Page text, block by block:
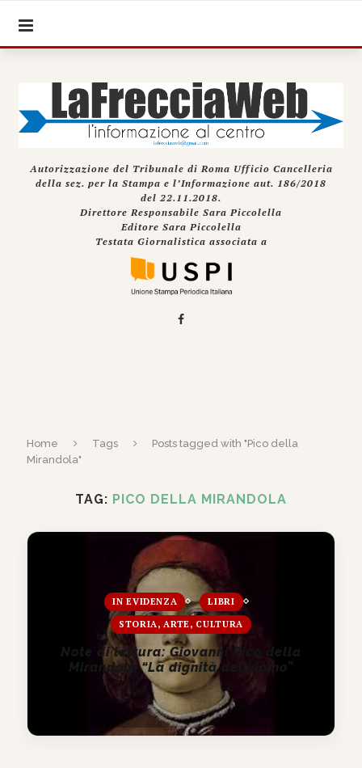
Autorizzazione del Tribunale di Roma Ufficio Cancelleria
della sez. per la Stampa e l’Informazione aut. 186/2018
del 22.11.2018.
Direttore Responsabile Sara Piccolella
Editore Sara Piccolella
Testata Giornalistica associata a
Home Tags
Posts tagged with "Pico della
Mirandola"
TAG: PICO DELLA MIRANDOLA
IN EVIDENZA
LIBRI
STORIA, ARTE, CULTURA
Note di lettura: Giovanni Pico della
Mirandola “La dignità dell’uomo”